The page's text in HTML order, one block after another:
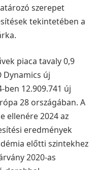
szerepet
tekintetében a
piaca tavaly 0,9
Dynamics új
12.909.741 új
28 országában. A
ellenére 2024 az
eredmények
előtti szintekhez
2020-as